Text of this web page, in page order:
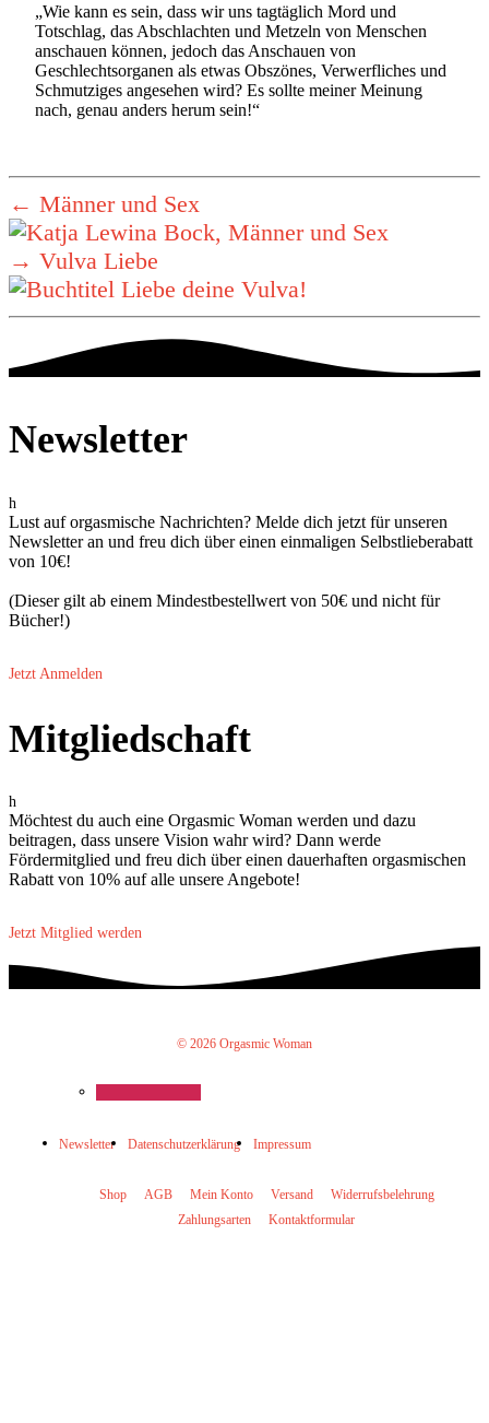
„Wie kann es sein, dass wir uns tagtäglich Mord und
Totschlag, das Abschlachten und Metzeln von Menschen
anschauen können, jedoch das Anschauen von
Geschlechtsorganen als etwas Obszönes, Verwerfliches und
Schmutziges angesehen wird? Es sollte meiner Meinung
nach, genau anders herum sein!“
← Männer und Sex
→ Vulva Liebe
Newsletter
h
Lust auf orgasmische Nachrichten? Melde dich jetzt für unseren
Newsletter an und freu dich über einen einmaligen Selbstlieberabatt
von 10€!
(Dieser gilt ab einem Mindestbestellwert von 50€ und nicht für
Bücher!)
Jetzt Anmelden
Mitgliedschaft
h
Möchtest du auch eine Orgasmic Woman werden und dazu
beitragen, dass unsere Vision wahr wird? Dann werde
Fördermitglied und freu dich über einen dauerhaften orgasmischen
Rabatt von 10% auf alle unsere Angebote!
Jetzt Mitglied werden
© 2026 Orgasmic Woman
Newsletter Datenschutzerklärung Impressum
Shop AGB Mein Konto Versand
Widerrufsbelehrung
Zahlungsarten
Kontaktformular